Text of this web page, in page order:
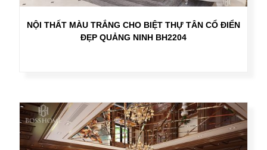
NỘI THẤT MÀU TRẮNG CHO BIỆT THỰ TÂN CỔ ĐIỂN
ĐẸP QUẢNG NINH BH2204